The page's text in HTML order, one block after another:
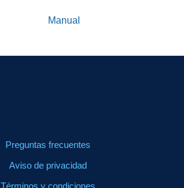
Manual
Preguntas frecuentes
Aviso de privacidad
Términos y condiciones